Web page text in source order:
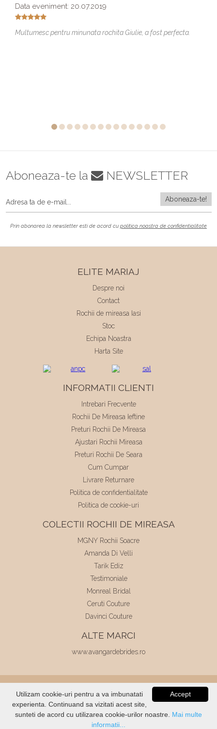
Data eveniment: 20.07.2019
Multumesc pentru minunata rochita Giulie, a fost perfecta.
Aboneaza-te la NEWSLETTER
Prin abonarea la newsletter esti de acord cu politica noastra de confidentialitate
ELITE MARIAJ
Despre noi
Contact
Rochii de mireasa Iasi
Stoc
Echipa Noastra
Harta Site
INFORMATII CLIENTI
Intrebari Frecvente
Rochii De Mireasa Ieftine
Preturi Rochii De Mireasa
Ajustari Rochii Mireasa
Preturi Rochii De Seara
Cum Cumpar
Livrare Returnare
Politica de confidentialitate
Politica de cookie-uri
COLECTII ROCHII DE MIREASA
MGNY Rochii Soacre
Amanda Di Velli
Tarik Ediz
Testimoniale
Monreal Bridal
Ceruti Couture
Davinci Couture
ALTE MARCI
www.avangardebrides.ro
© 2026Elite Mariaj | Toate drepturile
rezervate
Dezvoltat de Voitin.com
STOC
Accept
Utilizam cookie-uri pentru a va imbunatati
experienta. Continuand sa vizitati acest site,
sunteti de acord cu utilizarea cookie-urilor noastre. Mai multe
informatii...